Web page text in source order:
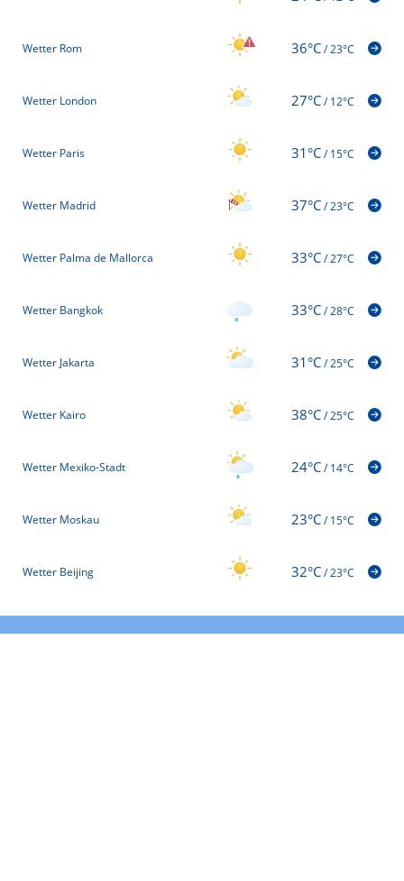
Wetter Rom 36°C/23°C
Wetter London 27°C/12°C
Wetter Paris 31°C/15°C
Wetter Madrid 37°C/23°C
Wetter Palma de Mallorca 33°C/27°C
Wetter Bangkok 33°C/28°C
Wetter Jakarta 31°C/25°C
Wetter Kairo 38°C/25°C
Wetter Mexiko-Stadt 24°C/14°C
Wetter Moskau 23°C/15°C
Wetter Beijing 32°C/23°C